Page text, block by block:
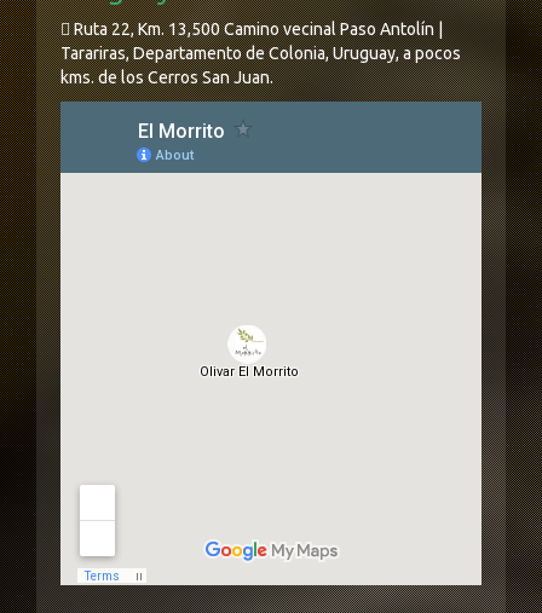
Ruta 22, Km. 13,500 Camino vecinal Paso Antolín |
Tarariras, Departamento de Colonia, Uruguay, a pocos
kms. de los Cerros San Juan.